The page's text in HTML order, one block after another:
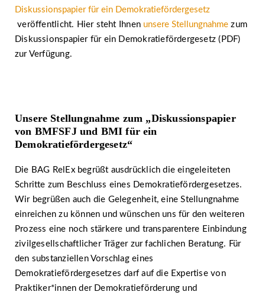
Diskussionspapier für ein Demokratiefördergesetz
veröffentlicht. Hier steht Ihnen unsere Stellungnahme zum
Diskussionspapier für ein Demokratiefördergesetz (PDF)
zur Verfügung.
Unsere Stellungnahme zum „Diskussionspapier
von BMFSFJ und BMI für ein
Demokratiefördergesetz“
Die BAG RelEx begrüßt ausdrücklich die eingeleiteten
Schritte zum Beschluss eines Demokratiefördergesetzes.
Wir begrüßen auch die Gelegenheit, eine Stellungnahme
einreichen zu können und wünschen uns für den weiteren
Prozess eine noch stärkere und transparentere Einbindung
zivilgesellschaftlicher Träger zur fachlichen Beratung. Für
den substanziellen Vorschlag eines
Demokratiefördergesetzes darf auf die Expertise von
Praktiker*innen der Demokratieförderung und